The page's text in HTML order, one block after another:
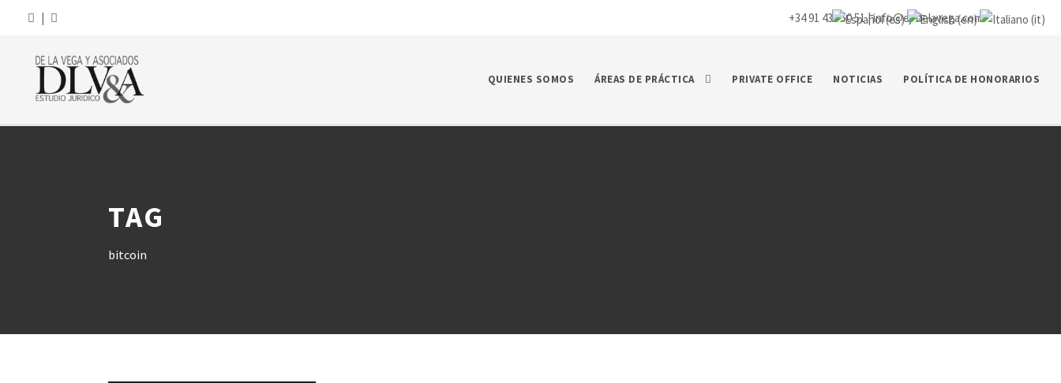
| +34 91 435 50 51 |info@ej-delavega.com
QUIENES SOMOS ÁREAS DE PRÁCTICA PRIVATE OFFICE NOTICIAS POLÍTICA DE HONORARIOS
TAG
bitcoin